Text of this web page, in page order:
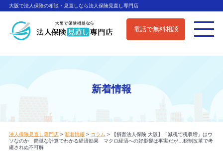
大阪で法人保険の相談・見直しなら法人保険見直し専門店
電話で無料相談
新着情報
法人保険見直し専門店> 新着情報 > コラム >
【損害法人保険 大阪】「減税で税収増」はウ
ソなのか 簡単な計算でわかる経済効果 マクロ経済への好影響は事実だが…税制改革で考
慮されぬ不可解